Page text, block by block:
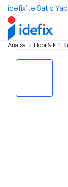
idefix’te Satış
Ana sayfa Hobi & Kültür